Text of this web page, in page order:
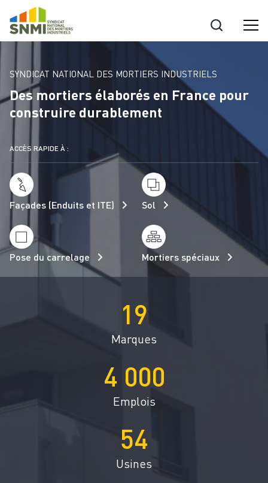
SYNDICAT NATIONAL DES MORTIERS INDUSTRIELS
Des mortiers élaborés en France pour
construire durablement
ACCÈS RAPIDE À :
Façades (Enduits et ITE) Sol
Pose du carrelage Mortiers spéciaux
19
Marques
4 000
Emplois
54
Usines
Cookies management panel